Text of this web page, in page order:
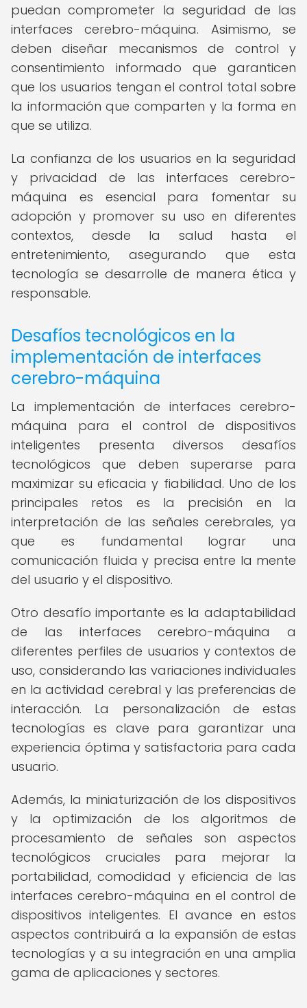
puedan comprometer la seguridad de las
interfaces cerebro-máquina. Asimismo, se
deben diseñar mecanismos de control y
consentimiento informado que garanticen
que los usuarios tengan el control total sobre
la información que comparten y la forma en
que se utiliza.
La confianza de los usuarios en la seguridad
y privacidad de las interfaces cerebro-
máquina es esencial para fomentar su
adopción y promover su uso en diferentes
contextos, desde la salud hasta el
entretenimiento, asegurando que esta
tecnología se desarrolle de manera ética y
responsable.
Desafíos tecnológicos en la
implementación de interfaces
cerebro-máquina
La implementación de interfaces cerebro-
máquina para el control de dispositivos
inteligentes presenta diversos desafíos
tecnológicos que deben superarse para
maximizar su eficacia y fiabilidad. Uno de los
principales retos es la precisión en la
interpretación de las señales cerebrales, ya
que es fundamental lograr una
comunicación fluida y precisa entre la mente
del usuario y el dispositivo.
Otro desafío importante es la adaptabilidad
de las interfaces cerebro-máquina a
diferentes perfiles de usuarios y contextos de
uso, considerando las variaciones individuales
en la actividad cerebral y las preferencias de
interacción. La personalización de estas
tecnologías es clave para garantizar una
experiencia óptima y satisfactoria para cada
usuario.
Además, la miniaturización de los dispositivos
y la optimización de los algoritmos de
procesamiento de señales son aspectos
tecnológicos cruciales para mejorar la
portabilidad, comodidad y eficiencia de las
interfaces cerebro-máquina en el control de
dispositivos inteligentes. El avance en estos
aspectos contribuirá a la expansión de estas
tecnologías y a su integración en una amplia
gama de aplicaciones y sectores.